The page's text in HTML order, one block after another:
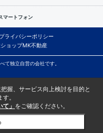
マートフォン
プライバシーポリシー
ョップMK不動産
て独立自営の会社です。
握、サービス向上検討を目的と
。
」 をご確認ください。